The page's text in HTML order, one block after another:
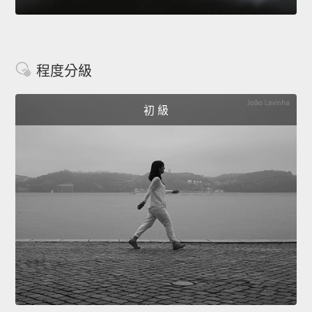
程度分級
初 級